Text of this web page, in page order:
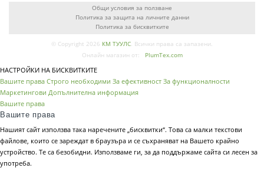
Общи условия за ползване
Политика за защита на личните данни
Политика за бисквитките
© Copyright 2026 КМ ТУУЛС. Всички права са запазени.
Онлайн магазин от:
PlumTex.com
НАСТРОЙКИ НА БИСКВИТКИТЕ
Вашите права Строго необходими За ефективност За функционалности
Маркетингови Допълнителна информация
Вашите права
Вашите права
Нашият сайт използва така наречените „бисквитки“. Това са малки текстови
файлове, които се зареждат в браузъра и се съхраняват на Вашето крайно
устройство. Те са безобидни. Използваме ги, за да поддържаме сайта си лесен за
употреба.